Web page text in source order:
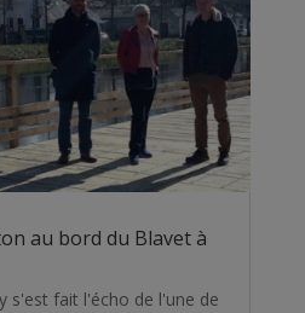
au bord du Blavet à
s'est fait l'écho de l'une de